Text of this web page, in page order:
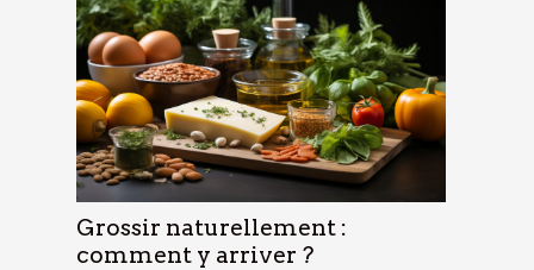
Grossir naturellement :
comment y arriver ?